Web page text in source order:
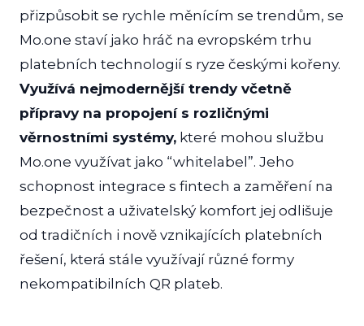
přizpůsobit se rychle měnícím se trendům, se
Mo.one staví jako hráč na evropském trhu
platebních technologií s ryze českými kořeny.
Využívá nejmodernější trendy včetně
přípravy na propojení s rozličnými
věrnostními systémy, které mohou službu
Mo.one využívat jako “whitelabel”. Jeho
schopnost integrace s fintech a zaměření na
bezpečnost a uživatelský komfort jej odlišuje
od tradičních i nově vznikajících platebních
řešení, která stále využívají různé formy
nekompatibilních QR plateb.